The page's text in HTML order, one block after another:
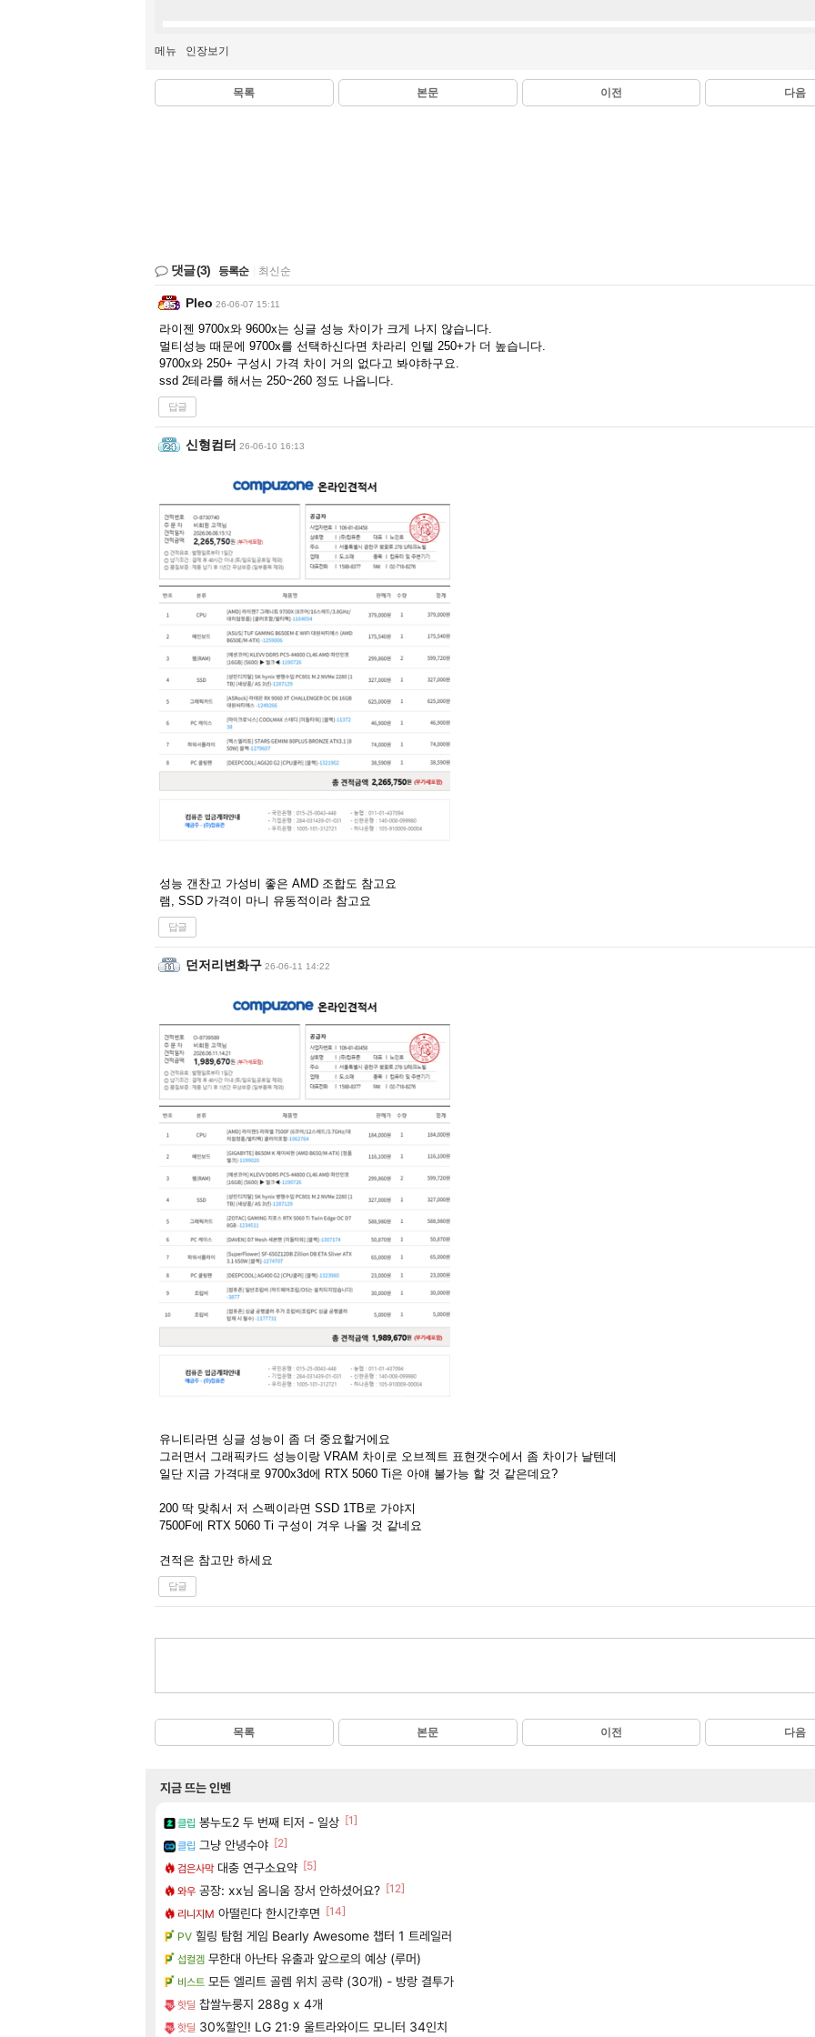
메뉴 인장보기
목록 본문 이전 다음
댓글(3) 등록순 최신순
Pleo 26-06-07 15:11
라이젠 9700x와 9600x는 싱글 성능 차이가 크게 나지 않습니다.
멀티성능 때문에 9700x를 선택하신다면 차라리 인텔 250+가 더 높습니다.
9700x와 250+ 구성시 가격 차이 거의 없다고 봐야하구요.
ssd 2테라를 해서는 250~260 정도 나옵니다.
답글
신형컴터 26-06-10 16:13
성능 갠찬고 가성비 좋은 AMD 조합도 참고요
램, SSD 가격이 마니 유동적이라 참고요
답글
던저리변화구 26-06-11 14:22
유니티라면 싱글 성능이 좀 더 중요할거에요
그러면서 그래픽카드 성능이랑 VRAM 차이로 오브젝트 표현갯수에서 좀 차이가 날텐데
일단 지금 가격대로 9700x3d에 RTX 5060 Ti은 아얘 불가능 할 것 같은데요?
200 딱 맞춰서 저 스펙이라면 SSD 1TB로 가야지
7500F에 RTX 5060 Ti 구성이 겨우 나올 것 같네요
견적은 참고만 하세요
답글
목록 본문 이전 다음
지금 뜨는 인벤
클립 봉누도2 두 번째 티저 - 일상 [1]
클립 그냥 안녕수야 [2]
검은사막 대충 연구소요약 [5]
와우 공장: xx님 옴니움 장서 안하셨어요? [12]
리니지M 아떨린다 한시간후면 [14]
PV 힐링 탐험 게임 Bearly Awesome 챕터 1 트레일러
섭컬겜 무한대 아난타 유출과 앞으로의 예상 (루머)
비스트 모든 엘리트 골렘 위치 공략 (30개) - 방랑 결투가
핫딜 찹쌀누룽지 288g x 4개
핫딜 30%할인! LG 21:9 울트라와이드 모니터 34인치